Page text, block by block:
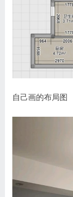
自己画的布局图